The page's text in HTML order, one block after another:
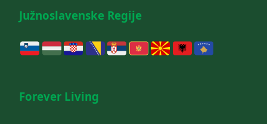
Južnoslavenske Regije
Forever Living